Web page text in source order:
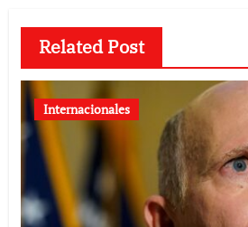
Related Post
Internacionales